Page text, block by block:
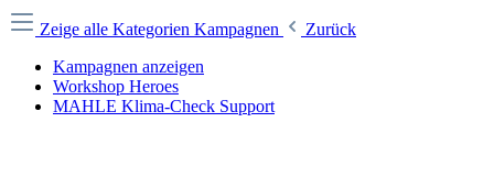
Zeige alle Kategorien Kampagnen
Zurück
Kampagnen anzeigen
Workshop Heroes
MAHLE Klima-Check Support